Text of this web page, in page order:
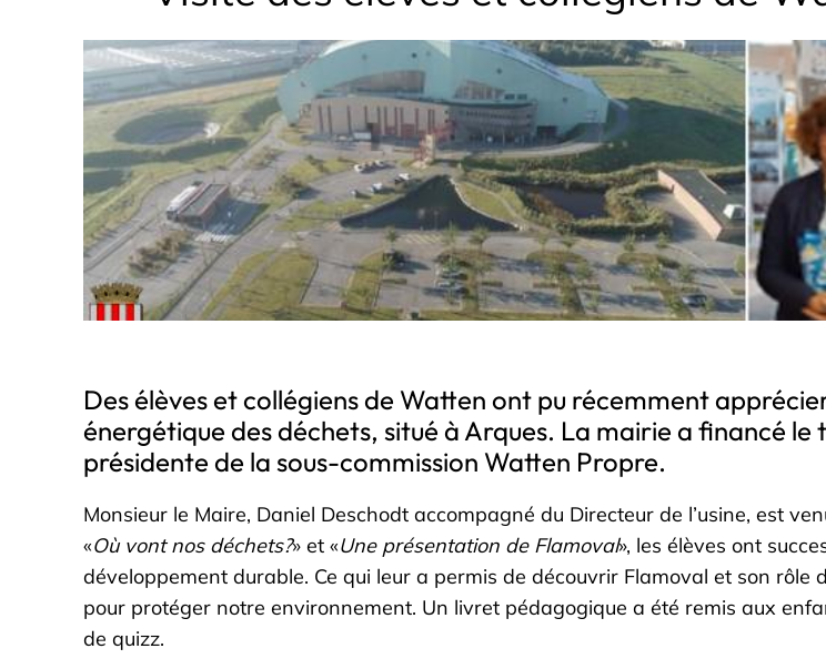
Des élèves et collégiens de Watten ont pu récemment
énergétique des déchets, situé à Arques. La mairie a financé
présidente de la sous-commission Watten Propre.
Monsieur le Maire, Daniel Deschodt accompagné du Directeur de l’usine, est
«Où vont nos déchets?» et «Une présentation de Flamoval», les élèves ont
développement durable. Ce qui leur a permis de découvrir Flamoval et son
pour protéger notre environnement. Un livret pédagogique a été remis aux
de quizz.